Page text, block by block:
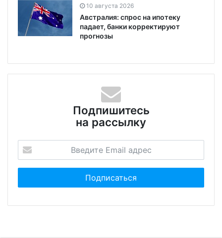
10 августа 2026
Австралия: спрос на ипотеку
падает, банки корректируют
прогнозы
Подпишитесь
на рассылку